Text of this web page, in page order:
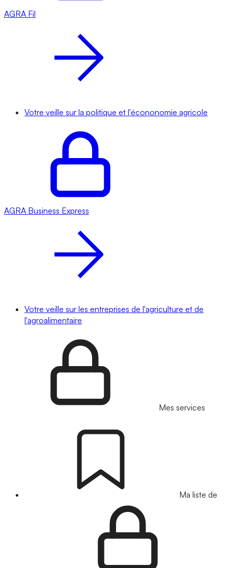
AGRA Fil
Votre veille sur la politique et l'écononomie agricole
AGRA Business Express
Votre veille sur les entreprises de l'agriculture et de
l'agroalimentaire
Mes services
Ma liste de